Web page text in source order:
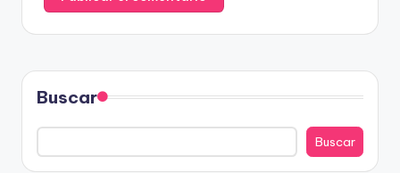
Buscar
Buscar